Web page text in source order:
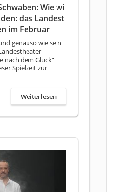
Wie wi
das Landest
im Februar
genauso wie sein
nach dem Glück“
Spielzeit zur
Weiterlesen